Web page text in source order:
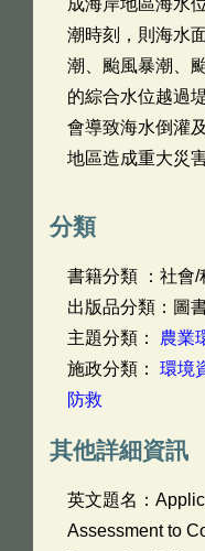
成海岸地區海水
潮時刻，則海水
潮、颱風暴潮、
的綜合水位越過
會導致海水倒灌
地區造成重大災害
分類
書籍分類 ：社會/
出版品分類：圖
主題分類： 農業
施政分類： 環境
防救
其他詳細資訊
英文題名：
Assessment to